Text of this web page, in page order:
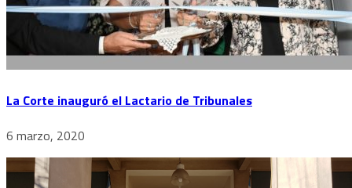
La Corte inauguró el Lactario de Tribunales
6 marzo, 2020